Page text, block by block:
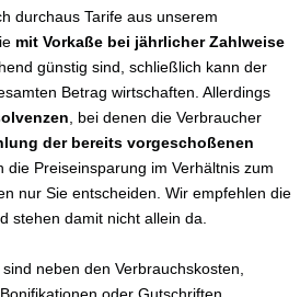
durchaus Tarife aus unserem
mit Vorkaße bei jährlicher Zahlweise
günstig sind, schließlich kann der
Betrag wirtschaften. Allerdings
, bei denen die Verbraucher
der bereits vorgeschoßenen
die Preiseinsparung im Verhältnis zum
nur Sie entscheiden. Wir empfehlen die
stehen damit nicht allein da.
neben den Verbrauchskosten,